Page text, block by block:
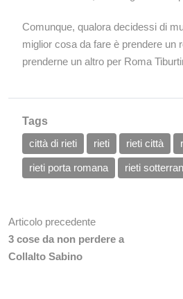
Comunque, qualora decidessi di
miglior cosa da fare è prendere un
prenderne un altro per Roma
Tags
città di rieti
rieti rieti città
rieti porta romana rieti
Articolo precedente
3 cose da non perdere a
Collalto Sabino